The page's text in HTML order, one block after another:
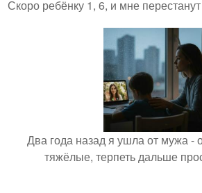
Скоро ребёнку 1, 6, и мне
Два года назад я ушла от мужа -
тяжёлые, терпеть дальше